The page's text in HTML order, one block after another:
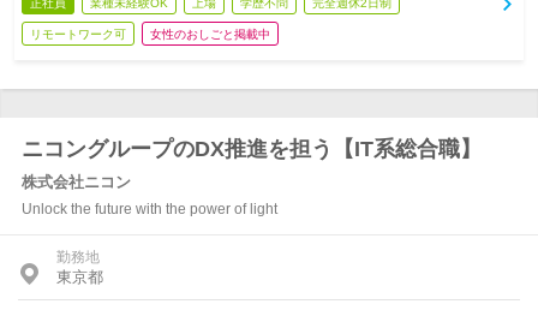
正社員 業種未経験OK 上場 学歴不問 完全週休2日制
リモートワーク可 女性のおしごと掲載中
ニコングループのDX推進を担う【IT系総合職】
株式会社ニコン
Unlock the future with the power of light
勤務地
東京都